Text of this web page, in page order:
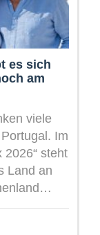
es sich
am
viele
Im
2026“ steht
Land an